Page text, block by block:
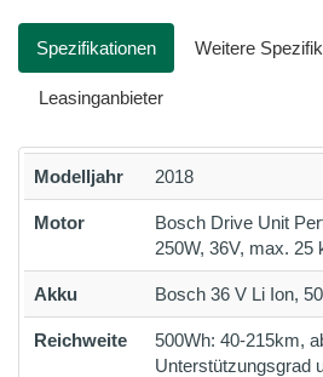
Spezifikationen Weitere
Leasinganbieter
Modelljahr 2018
Motor
Bosch Drive Unit
250W, 36V, max. 25
Akku Bosch 36 V Li Ion,
Reichweite
500Wh: 40-215km,
Unterstützungsgrad